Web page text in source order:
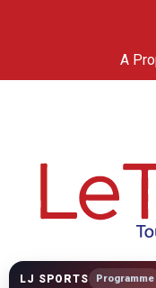
A
LJ SPORTS Programme